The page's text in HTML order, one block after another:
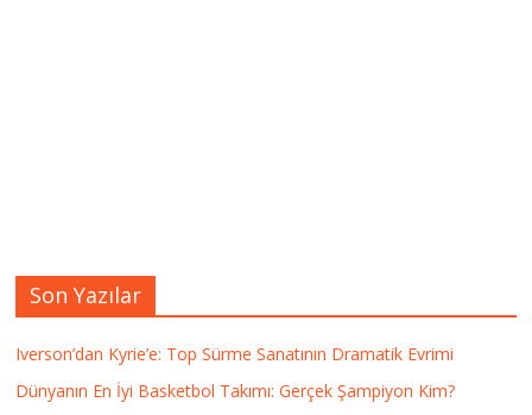
Son Yazılar
Iverson’dan Kyrie’e: Top Sürme Sanatının Dramatik Evrimi
Dünyanın En İyi Basketbol Takımı: Gerçek Şampiyon Kim?